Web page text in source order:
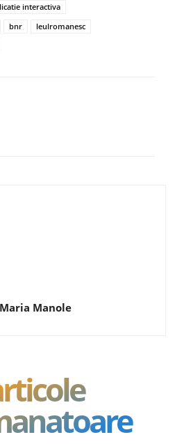
interactiva
bnr
leulromanesc
Maria Manole